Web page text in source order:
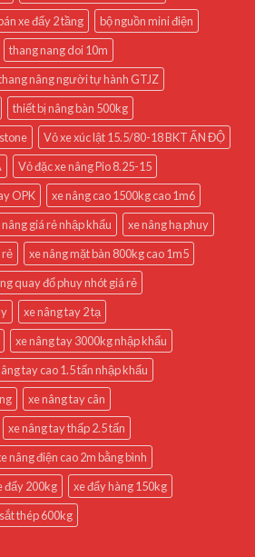
xe đẩy 2 tầng
bộ nguồn mini điện
thang nang doi 10m
nâng người tự hành GTJZ
thiết bị nâng bàn 500kg
Vỏ xe xúc lật 15.5/80-18 BKT ẤN ĐỘ
Vỏ đặc xe nâng Pio 8.25-15
OPK
xe nâng cao 1500kg cao 1m6
nâng giá rẻ nhập khẩu
xe nâng hạ phuy
rẻ
xe nâng mặt bàn 800kg cao 1m5
quay đổ phuy nhót giá rẻ
xe nâng tay 2 tạ
xe nâng tay 3000kg nhập khẩu
tay cao 1.5 tấn nhập khẩu
xe nâng tay cân
xe nâng tay thấp 2.5 tấn
nâng điện cao 2m bằng bình
đẩy 200kg
xe đẩy hàng 150kg
thép 600kg